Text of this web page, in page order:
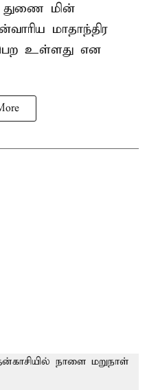
துணை மின்
மாதாந்திர
உள்ளது என